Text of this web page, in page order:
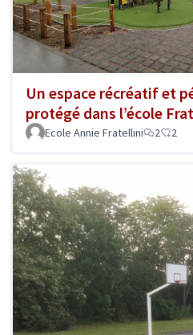
Un espace récréatif et
protégé dans l’école
Ecole Annie Fratellini 2 2